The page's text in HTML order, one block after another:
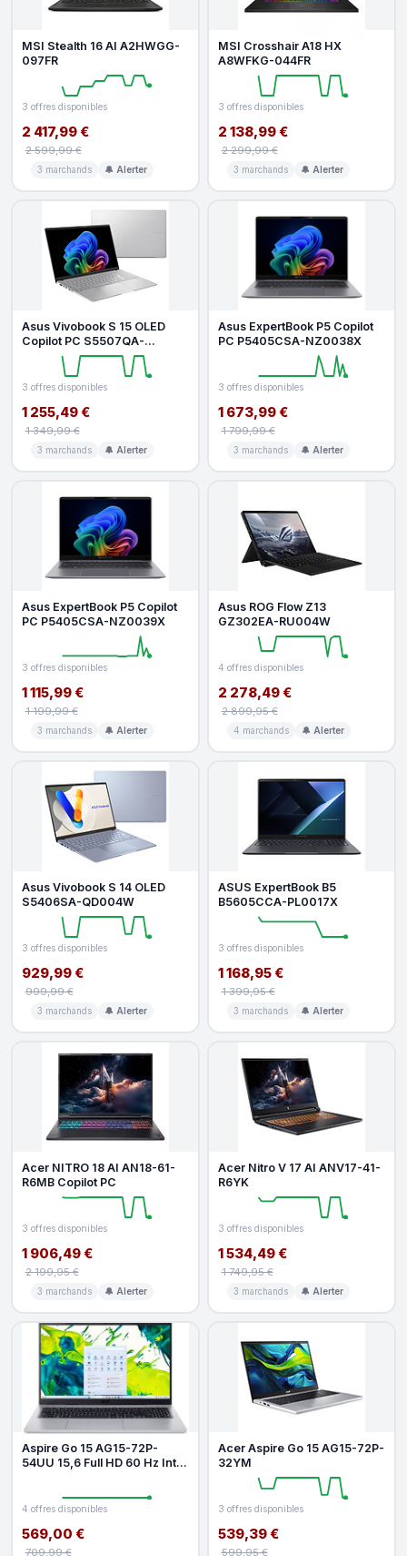
MSI Stealth 16 AI A2HWGG-
097FR
3 offres disponibles
2 417,99 €
2 599,99 €
3 marchands 🔔 Alerter
MSI Crosshair A18 HX
A8WFKG-044FR
3 offres disponibles
2 138,99 €
2 299,99 €
3 marchands 🔔 Alerter
Asus Vivobook S 15 OLED
Copilot PC S5507QA-
MA006W
3 offres disponibles
1 255,49 €
1 349,99 €
3 marchands 🔔 Alerter
Asus ExpertBook P5 Copilot
PC P5405CSA-NZ0038X
3 offres disponibles
1 673,99 €
1 799,99 €
3 marchands 🔔 Alerter
Asus ExpertBook P5 Copilot
PC P5405CSA-NZ0039X
3 offres disponibles
1 115,99 €
1 199,99 €
3 marchands 🔔 Alerter
Asus ROG Flow Z13
GZ302EA-RU004W
4 offres disponibles
2 278,49 €
2 899,95 €
4 marchands 🔔 Alerter
Asus Vivobook S 14 OLED
S5406SA-QD004W
3 offres disponibles
929,99 €
999,99 €
3 marchands 🔔 Alerter
ASUS ExpertBook B5
B5605CCA-PL0017X
3 offres disponibles
1 168,95 €
1 399,95 €
3 marchands 🔔 Alerter
Acer NITRO 18 AI AN18-61-
R6MB Copilot PC
3 offres disponibles
1 906,49 €
2 199,95 €
3 marchands 🔔 Alerter
Acer Nitro V 17 AI ANV17-41-
R6YK
3 offres disponibles
1 534,49 €
1 749,95 €
3 marchands 🔔 Alerter
Aspire Go 15 AG15-72P-
54UU 15,6 Full HD 60 Hz Intel
4 offres disponibles
569,00 €
709,99 €
Acer Aspire Go 15 AG15-72P-
32YM
3 offres disponibles
539,39 €
599,95 €